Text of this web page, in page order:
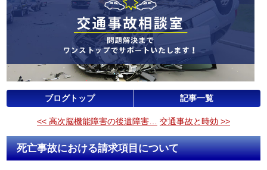
ブログトップ 記事一覧
<< 高次脳機能障害の後遺障害… 交通事故と時効 >>
死亡事故における請求項目について